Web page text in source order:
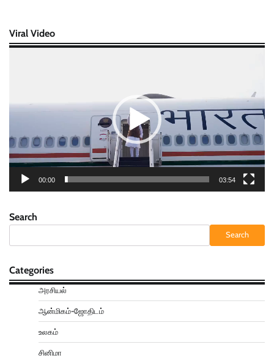
Viral Video
00:00 03:54
Search
Search
Categories
அரசியல்
ஆன்மிகம்-ஜோதிடம்
உலகம்
சினிமா